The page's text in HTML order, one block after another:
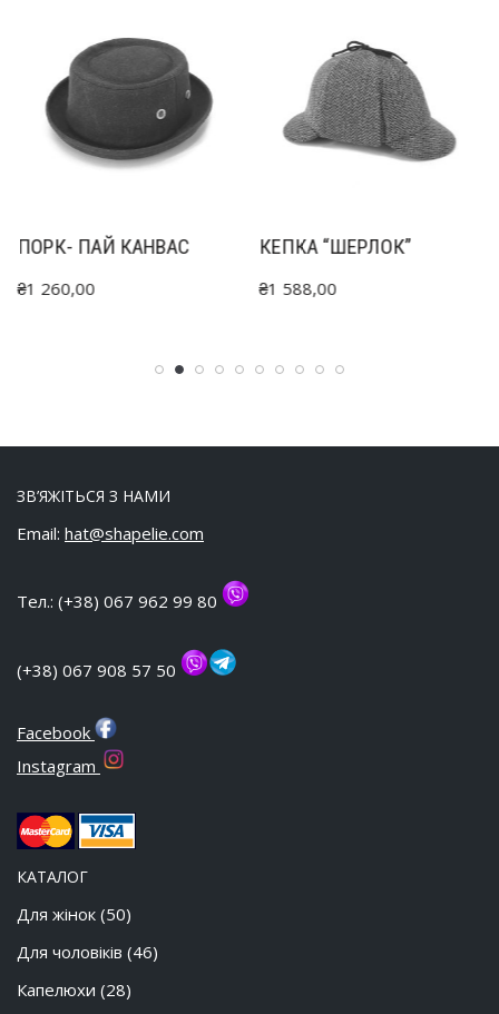
ПОРК- ПАЙ КАНВАС
₴1 260,00
КЕПКА “ШЕРЛОК”
₴1 588,00
ЗВ’ЯЖІТЬСЯ З НАМИ
Email: hat@shapelie.com
Тел.: (+38) 067 962 99 80
(+38) 067 908 57 50
Facebook
Instagram
КАТАЛОГ
Для жінок (50)
Для чоловіків (46)
Капелюхи (28)